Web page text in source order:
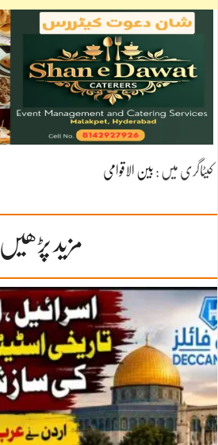
کیٹاگری میں : بین الاقوامی
مزید پڑھیں